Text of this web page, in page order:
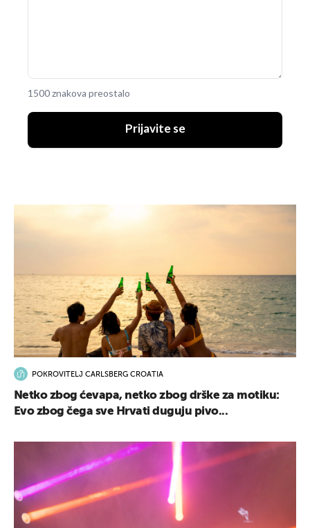
1500 znakova preostalo
Prijavite se
POKROVITELJ CARLSBERG CROATIA
Netko zbog ćevapa, netko zbog drške za motiku:
Evo zbog čega sve Hrvati duguju pivo...